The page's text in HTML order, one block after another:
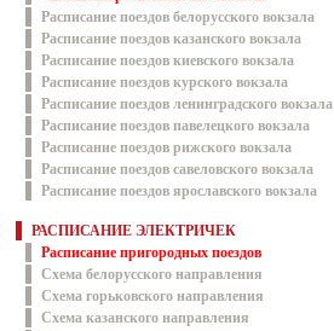
Расписание поездов белорусского вокзала
Расписание поездов казанского вокзала
Расписание поездов киевского вокзала
Расписание поездов курского вокзала
Расписание поездов ленинградского вокзала
Расписание поездов павелецкого вокзала
Расписание поездов рижского вокзала
Расписание поездов савеловского вокзала
Расписание поездов ярославского вокзала
РАСПИСАНИЕ ЭЛЕКТРИЧЕК
Расписание пригородных поездов
Схема белорусского направления
Схема горьковского направления
Схема казанского направления